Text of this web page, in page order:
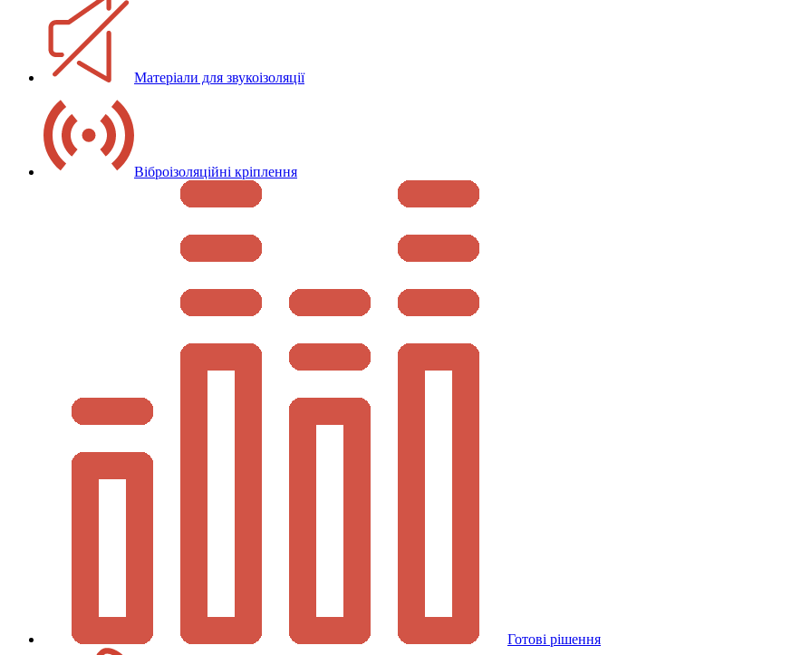
Матеріали для звукоізоляції
Віброізоляційні кріплення
Готові рішення